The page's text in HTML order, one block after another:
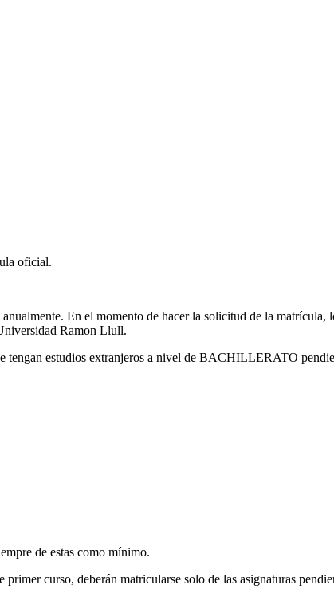
oficial.
En el momento de hacer la solicitud de la matrícula,
Ramon Llull.
tengan estudios extranjeros a nivel de BACHILLERATO
de estas como mínimo.
curso, deberán matricularse solo de las asignaturas